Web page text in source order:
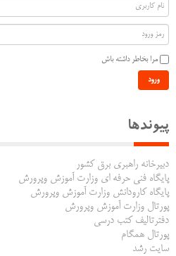
مرا بخاطر داشته باش
ورود
پیوندها
دبیرخانه راهبری برق کشور
پایگاه فنی حرفه ای وزارت آموزش وپرورش
پایگاه کارودانش وزارت آموزش وپرورش
پورتال وزارت آموزش وپرورش
دفترتالیف کتب درسی
پورتال همگام
سایت رشد